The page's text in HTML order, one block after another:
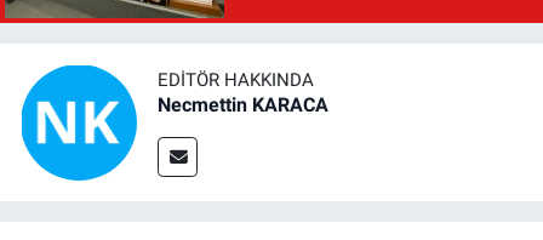
EDITÖR HAKKINDA
Necmettin KARACA